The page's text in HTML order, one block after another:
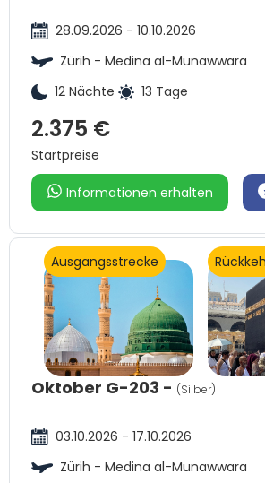
28.09.2026 - 10.10.2026
Zürih - Medina al-Munawwara
12 Nächte
13 Tage
2.375 €
Startpreise
Informationen erhalten
Ausgangsstrecke
Oktober G-203 - (Silber)
03.10.2026 - 17.10.2026
Zürih - Medina al-Munawwara